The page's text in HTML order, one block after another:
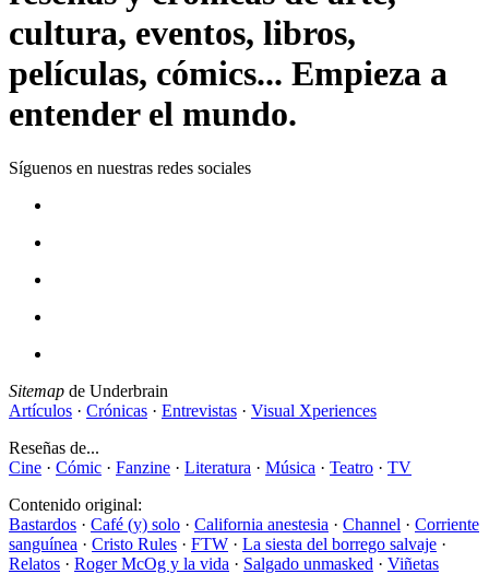
cultura, eventos, libros,
películas, cómics... Empieza a
entender el mundo.
Síguenos en nuestras redes sociales
Sitemap de Underbrain
Artículos · Crónicas · Entrevistas · Visual Xperiences
Reseñas de...
Cine · Cómic · Fanzine · Literatura · Música · Teatro · TV
Contenido original:
Bastardos · Café (y) solo · California anestesia · Channel · Corriente
sanguínea · Cristo Rules · FTW · La siesta del borrego salvaje ·
Relatos · Roger McOg y la vida · Salgado unmasked · Viñetas